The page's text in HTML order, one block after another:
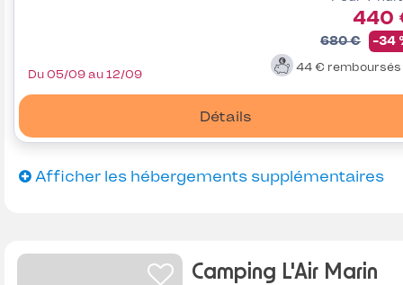
440
680 € -34
44 € remboursés
Détails
Du 05/09 au 12/09
Afficher les hébergements supplémentaires
Camping L'Air Marin